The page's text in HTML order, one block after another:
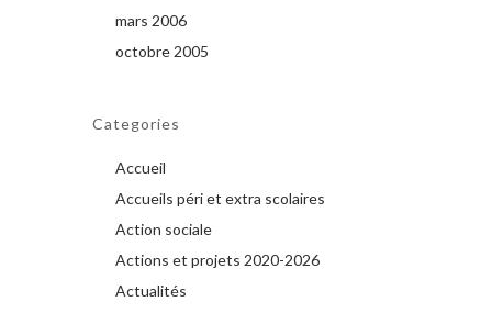
mars 2006
octobre 2005
Categories
Accueil
Accueils péri et extra scolaires
Action sociale
Actions et projets 2020-2026
Actualités